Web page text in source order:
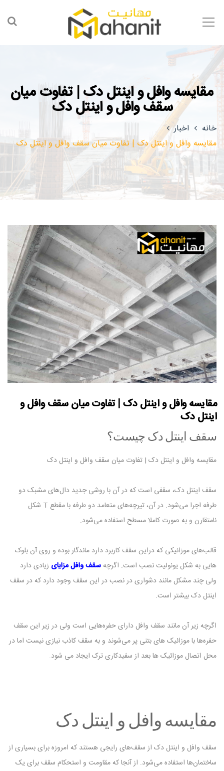
مقایسه وافل و اینتل دک | تفاوت میان
سقف وافل و اینتل دک
خانه
اخبار
مقایسه وافل و اینتل دک | تفاوت میان سقف وافل و اینتل دک
مقایسه وافل و اینتل دک | تفاوت میان سقف وافل و
اینتل دک
سقف اینتل دک چیست؟
مقایسه وافل و اینتل دک | تفاوت میان سقف وافل و اینتل دک
سقف اینتل دک، سقفی است که در آن با روشی جدید دال‌های مشبک دو
طرفه اجرا می‌شود. در آن، تیرچه‌های متعامد دو طرفه با مقطع T شکل
نامتقارن و به صورت کاملا مسطح استفاده می‌شود.
قالب‌های موزائیکی که دراین سقف کاربرد دارد ماندگار بوده و روی آن بلوک
هایی به شکل یونولیت نصب است. اگرچه سقف وافل مزایای زیادی دارد
ولی چند مشکل مانند دشواری در نصب در این سقف وجود دارد که در سقف
اینتل دک بیشتر است.
اگرچه زیر آن مانند سقف وافل دارای حفره‌هایی است ولی در زیر این سقف
حفره‌ها با موزائیک های بتنی پر می‌شوند و به سقف کاذب نیازی نیست اما در
محل اتصال موزائیک ها بعد از سفیدکاری ترک ایجاد می شود.
مقایسه وافل و اینتل دک
سقف وافل و اینتل دک از سقف‌های رایجی هستند که امروزه برای بسیاری از
ساختمان‌ها استفاده می‌شود. از آنجا که مقاومت و استحکام سقف برای یک